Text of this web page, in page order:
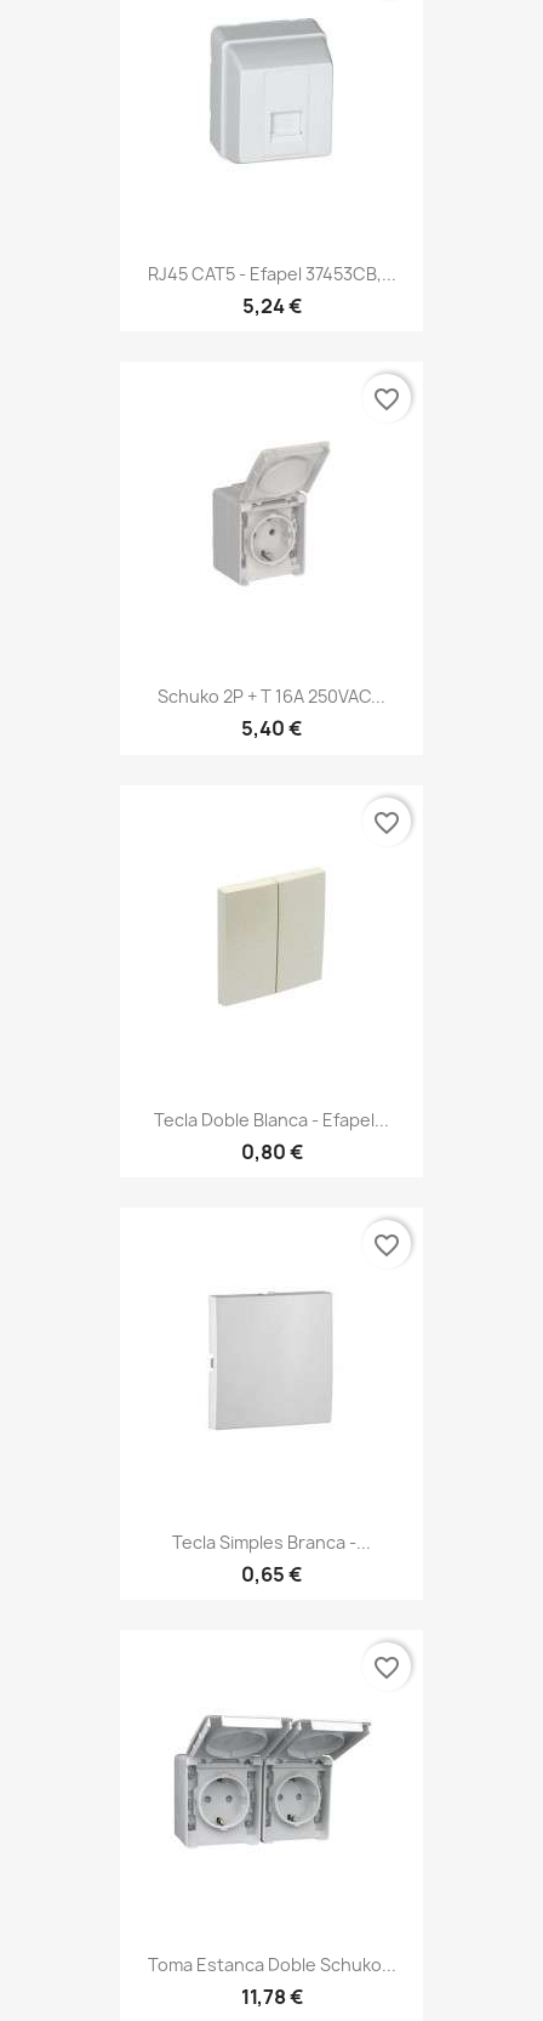
RJ45 CAT5 - Efapel 37453CB,...
5,24 €
Schuko 2P + T 16A 250VAC...
5,40 €
favorite_border
Tecla Doble Blanca - Efapel...
0,80 €
favorite_border
Tecla Simples Branca -...
0,65 €
favorite_border
Toma Estanca Doble Schuko...
11,78 €
favorite_border